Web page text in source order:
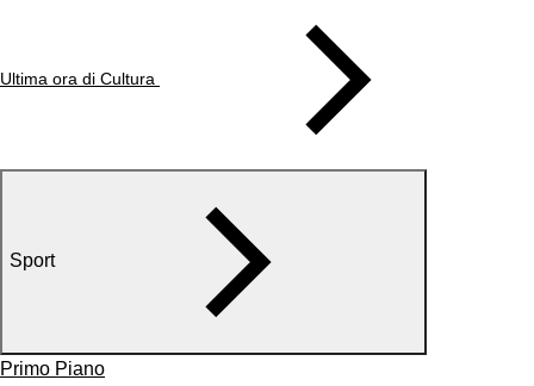
Ultima ora di Cultura
Sport
Primo Piano